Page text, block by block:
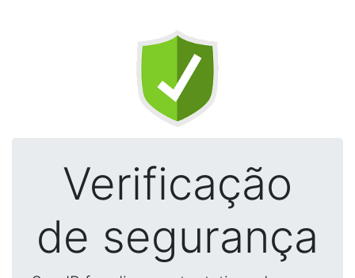
Verificação
de segurança